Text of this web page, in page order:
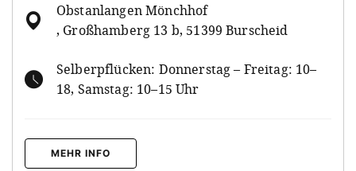
Obstanlangen Mönchhof
, Großhamberg 13 b, 51399 Burscheid
Selberpflücken: Donnerstag – Freitag: 10–
18, Samstag: 10–15 Uhr
MEHR INFO